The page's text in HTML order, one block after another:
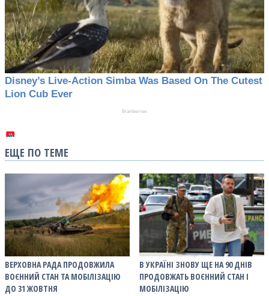
ЕЩЕ ПО ТЕМЕ
ВЕРХОВНА РАДА ПРОДОВЖИЛА
ВОЄННИЙ СТАН ТА МОБІЛІЗАЦІЮ
ДО 31 ЖОВТНЯ
В УКРАЇНІ ЗНОВУ ЩЕ НА 90 ДНІВ
ПРОДОВЖАТЬ ВОЄННИЙ СТАН І
МОБІЛІЗАЦІЮ